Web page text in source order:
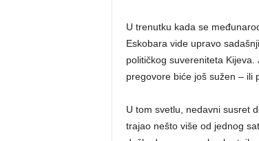
U trenutku kada se
Eskobara vide upravo
političkog suvereniteta
pregovore biće još sužen – ili
U tom svetlu, nedavni susret
trajao nešto više od jednog